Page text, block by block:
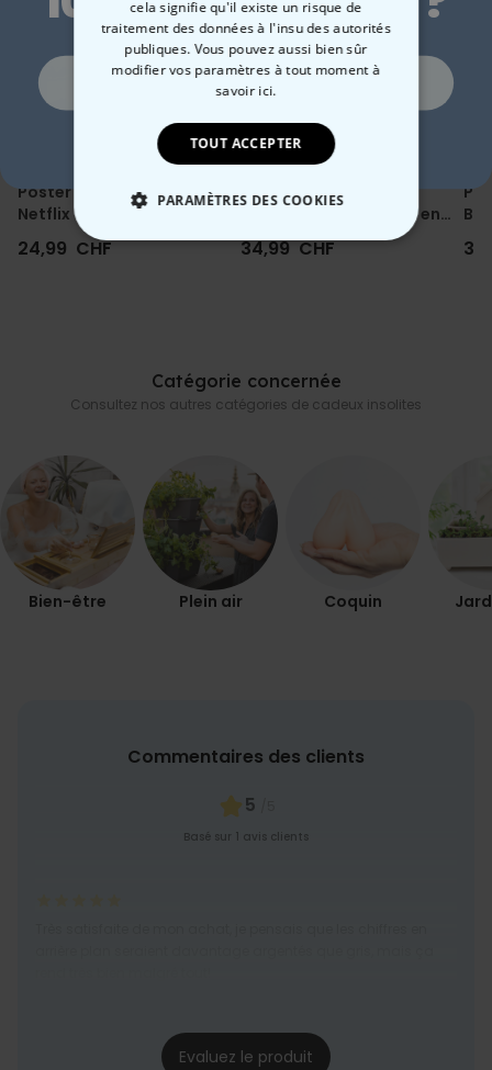
Poster personnalisé -
Netflix
24,99 CHF
Poster personnalisé -
animal de compagnie en
uniforme
34,99 CHF
Catégorie concernée
Consultez nos autres catégories de cadeux insolites
Bien-être Plein air Coquin
Commentaires des clients
5
Basé sur 1 avis clients
Evaluez le produit
cela signifie qu'il existe un risque de
traitement des données à l'insu des autorités
publiques. Vous pouvez aussi bien sûr
modifier vos paramètres à tout momentà
savoir ici.
TOUT ACCEPTER
PARAMÈTRES DES COOKIES
STRICTEMENT NÉCESSAIRE
NON CLASSÉ
Oui, volontiers !
Non merci, je n'aime pas les réductions